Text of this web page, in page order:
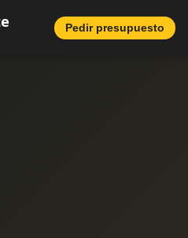
Pedir presupuesto